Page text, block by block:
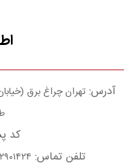
آدرس: تهران چراغ برق
کد پستی
تلفن تماس: